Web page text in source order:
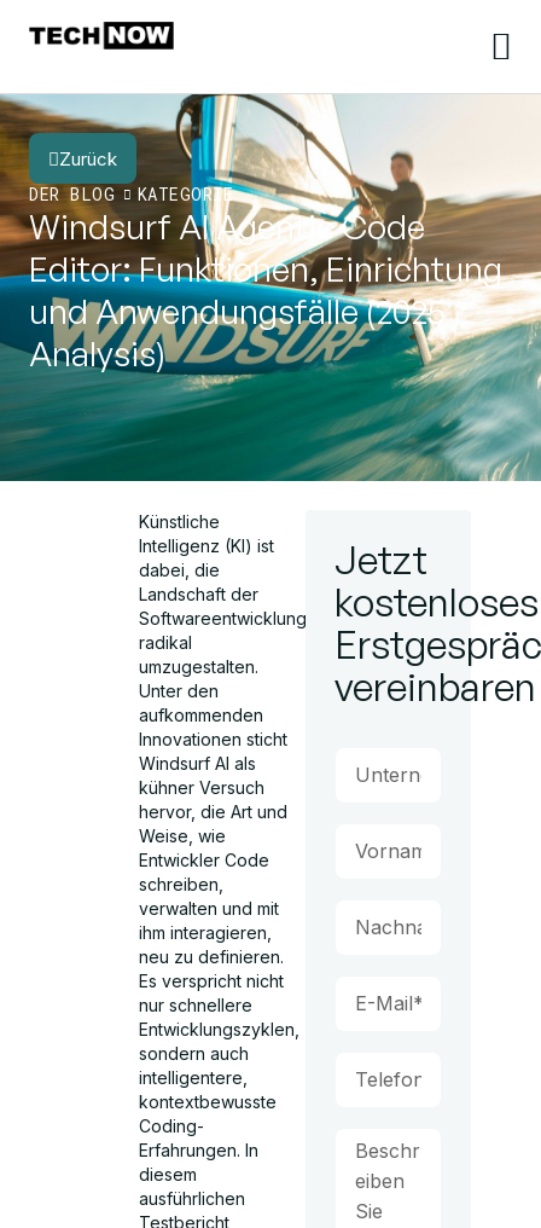
Zurück
DER BLOG
KATEGORIE
Windsurf AI Agentic Code
Editor: Funktionen, Einrichtung
und Anwendungsfälle (2025
Analysis)
Künstliche
Intelligenz (KI) ist
dabei, die
Landschaft der
Softwareentwicklung
radikal
umzugestalten.
Unter den
aufkommenden
Innovationen sticht
Windsurf AI als
kühner Versuch
hervor, die Art und
Weise, wie
Entwickler Code
schreiben,
verwalten und mit
ihm interagieren,
neu zu definieren.
Es verspricht nicht
nur schnellere
Entwicklungszyklen,
sondern auch
intelligentere,
kontextbewusste
Coding-
Erfahrungen. In
diesem
ausführlichen
Testbericht
Jetzt
kostenloses
vereinbaren